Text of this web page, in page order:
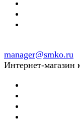
manager@smko.ru
Интернет-магазин